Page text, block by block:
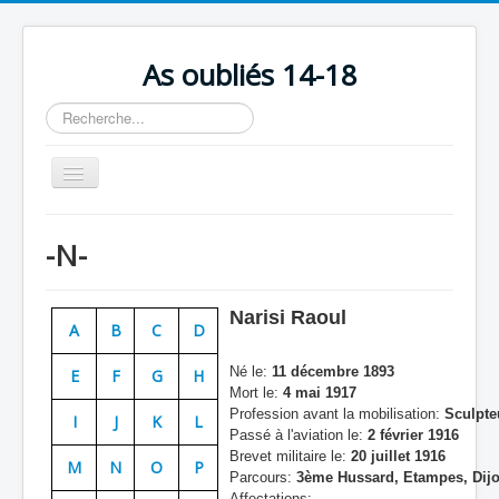
As oubliés 14-18
Rechercher
Basculer
la
Chronologie
Escadrilles
Organisation
Avions
Personnels
Doctrines
-N-
A B C D
E F G H
I J K L
M N O P
Narisi Raoul
Né le: 11 décembre 1893
Mort le: 4 mai 1917
Profession avant la mobilisation:
Passé à l'aviation le: 2 février 1916
Brevet militaire le: 20 juillet 1916
Parcours: 3ème Hussard, Etampes,